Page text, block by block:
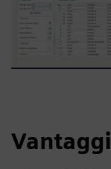
Vantaggi